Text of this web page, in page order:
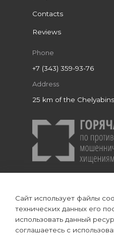
Contacts
Reviews
Phone
+7 (343) 359-93-76
Address
25 km of the
All rights reserved ©
Сайт использует файлы
технических данных его
использовать данный
соглашаетесь с